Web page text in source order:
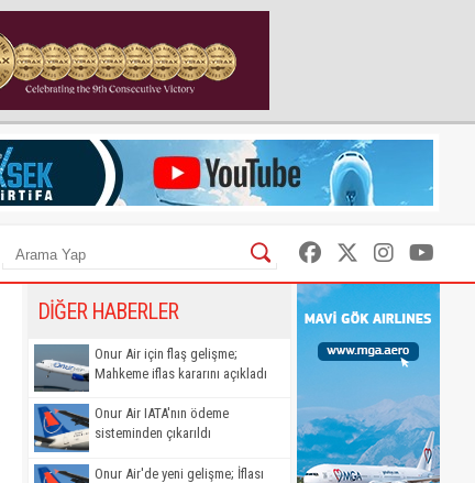
DİĞER HABERLER
Onur Air için flaş gelişme;
Mahkeme iflas kararını açıkladı
Onur Air IATA'nın ödeme
sisteminden çıkarıldı
Onur Air'de yeni gelişme; İflası